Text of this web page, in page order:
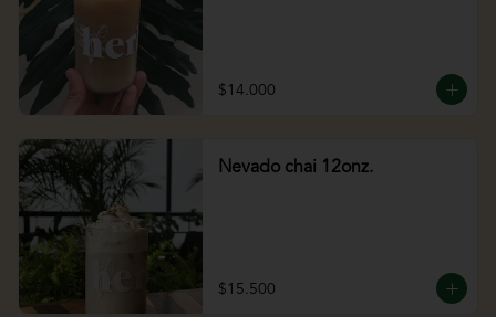
$14.000
Nevado chai 12onz.
$15.500